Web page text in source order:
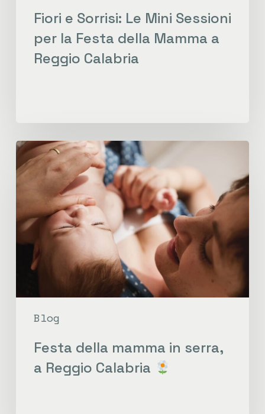
Fiori e Sorrisi: Le Mini Sessioni
per la Festa della Mamma a
Reggio Calabria
Blog
Festa della mamma in serra,
a Reggio Calabria